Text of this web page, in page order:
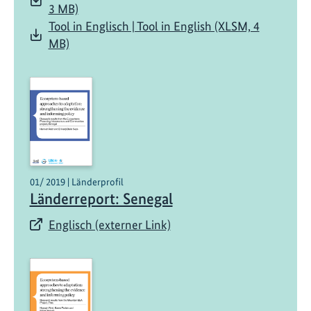
3 MB)
Tool in Englisch | Tool in English (XLSM, 4
MB)
01/ 2019 | Länderprofil
Länderreport: Senegal
Englisch (externer Link)